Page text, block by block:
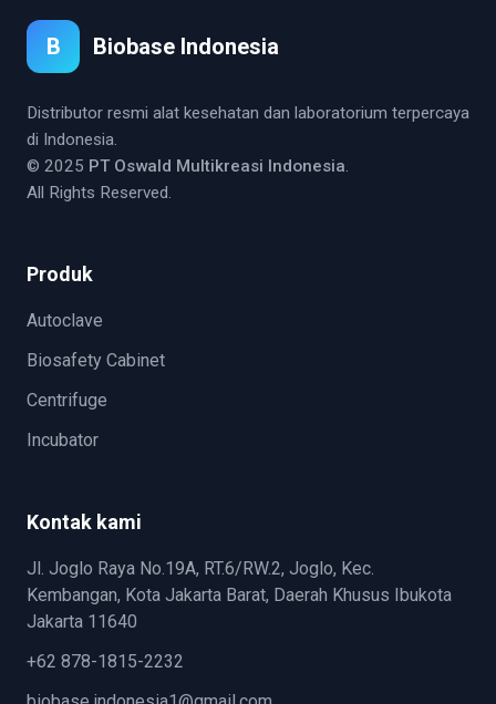
B Biobase Indonesia
Distributor resmi alat kesehatan dan laboratorium terpercaya
di Indonesia.
© 2025 PT Oswald Multikreasi Indonesia.
All Rights Reserved.
Produk
Autoclave
Biosafety Cabinet
Centrifuge
Incubator
Kontak kami
Jl. Joglo Raya No.19A, RT.6/RW.2, Joglo, Kec.
Kembangan, Kota Jakarta Barat, Daerah Khusus Ibukota
Jakarta 11640
+62 878-1815-2232